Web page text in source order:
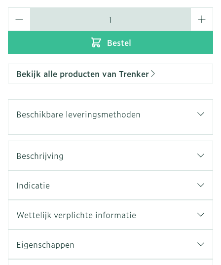
Bestel
Bekijk alle producten van Trenker
Beschikbare leveringsmethoden
Beschrijving
Indicatie
Wettelijk verplichte informatie
Eigenschappen